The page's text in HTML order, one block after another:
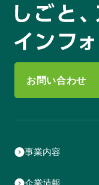
お問い合わせ
事業内容